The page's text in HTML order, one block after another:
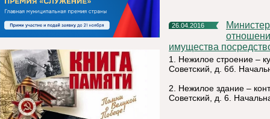
26.04.2016
Министерство Республики Коми имущественных и земельных
имущества
1. Нежилое строение –
Советский, д. 6б.
2. Нежилое здание –
Советский, д. 6.